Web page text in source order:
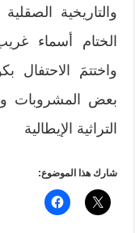
والتاريخية
الختام أسماء
واختتمَ الاحتفال
بعض المشروبات
التراثية الإيطالية
شارك هذا الموضوع: